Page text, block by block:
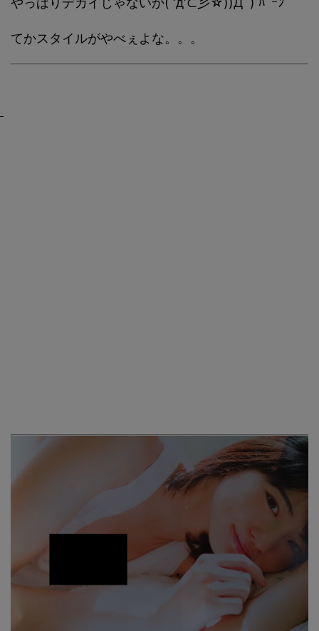
てかスタイルがやべぇよな。。。